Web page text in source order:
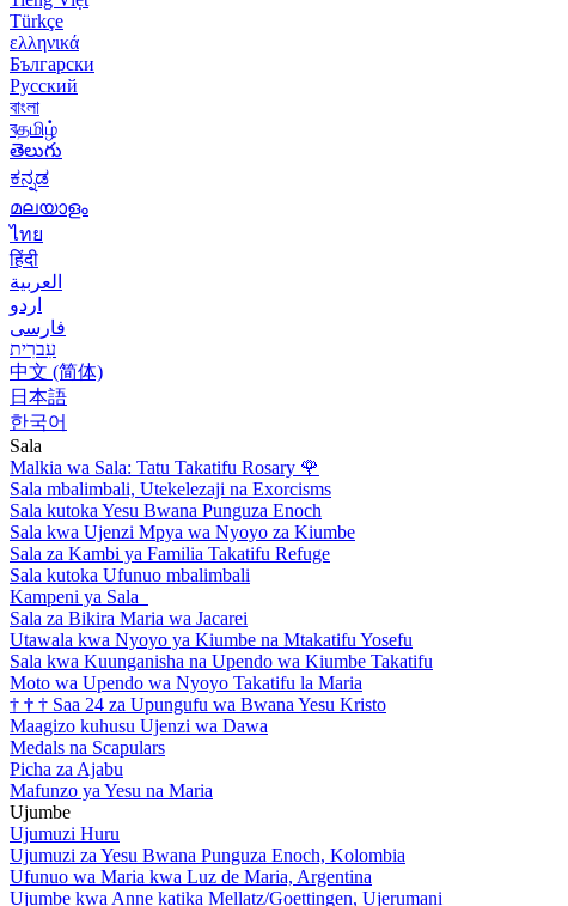
Türkçe
ελληνικά
Български
Русский
বাংলা
বதமிழ்
తెలుగు
ಕನ್ನಡ
മലയാളം
ไทย
हिंदी
العربية
اردو
فارسی
עִברִית
中文 (简体)
日本語
한국어
Sala
Malkia wa Sala: Tatu Takatifu Rosary 🌹
Sala mbalimbali, Utekelezaji na Exorcisms
Sala kutoka Yesu Bwana Punguza Enoch
Sala kwa Ujenzi Mpya wa Nyoyo za Kiumbe
Sala za Kambi ya Familia Takatifu Refuge
Sala kutoka Ufunuo mbalimbali
Kampeni ya Sala
Sala za Bikira Maria wa Jacarei
Utawala kwa Nyoyo ya Kiumbe na Mtakatifu Yosefu
Sala kwa Kuunganisha na Upendo wa Kiumbe Takatifu
Moto wa Upendo wa Nyoyo Takatifu la Maria
† † † Saa 24 za Upungufu wa Bwana Yesu Kristo
Maagizo kuhusu Ujenzi wa Dawa
Medals na Scapulars
Picha za Ajabu
Mafunzo ya Yesu na Maria
Ujumbe
Ujumuzi Huru
Ujumuzi za Yesu Bwana Punguza Enoch, Kolombia
Ufunuo wa Maria kwa Luz de Maria, Argentina
Ujumbe kwa Anne katika Mellatz/Goettingen, Ujerumani